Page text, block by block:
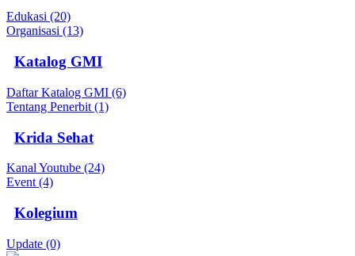
Edukasi (20)
Organisasi (13)
Katalog GMI
Daftar Katalog GMI (6)
Tentang Penerbit (1)
Krida Sehat
Kanal Youtube (24)
Event (4)
Kolegium
Update (0)